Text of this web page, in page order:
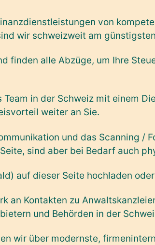
von
wir schweizweit am
finden alle Abzüge, um Ihre
in der Schweiz mit einem
weiter an Sie.
und das Scanning /
sind aber bei Bedarf auch
auf dieser Seite hochladen
an Kontakten zu
und Behörden in der
wir über modernste,